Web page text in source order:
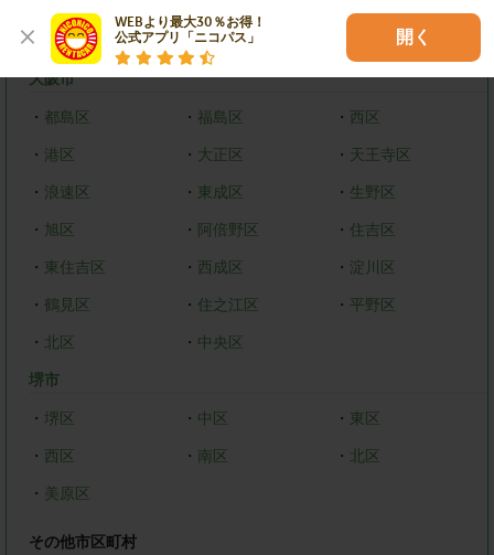
WEBより最大30％お得！
公式アプリ「ニコパス」
開く
大阪府
大阪市
・ 都島区 ・ 福島区 ・ 西区
・ 港区 ・ 大正区 ・ 天王寺区
・ 浪速区 ・ 東成区 ・ 生野区
・ 旭区 ・ 阿倍野区 ・ 住吉区
・ 東住吉区 ・ 西成区 ・ 淀川区
・ 鶴見区 ・ 住之江区 ・平野区
・ 北区 ・ 中央区
堺市
・ 堺区 ・ 中区 ・ 東区
・ 西区 ・ 南区 ・ 北区
・ 美原区
その他市区町村